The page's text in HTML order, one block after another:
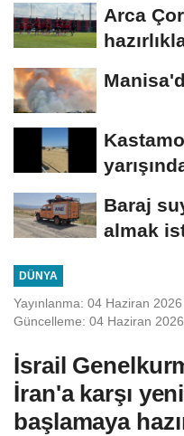
Arca
Baraj
almak
DÜNYA
Yayınlanma: 04 Haziran
Güncelleme: 04 Haziran
İsrail
İran'a karşı
başlamaya